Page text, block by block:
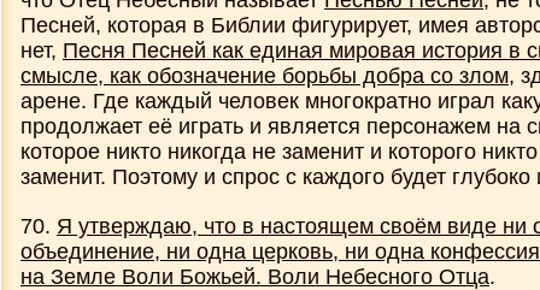
Песней, которая в Библии фигурирует, имея
нет, Песня Песней как единая мировая история в
смысле, как обозначение борьбы добра со злом,
арене. Где каждый человек многократно играл
продолжает её играть и является персонажем на
которое никто никогда не заменит и которого
заменит. Поэтому и спрос с каждого будет
70. Я утверждаю, что в настоящем своём виде ни
объединение, ни одна церковь, ни одна
на Земле Воли Божьей. Воли Небесного Отца.